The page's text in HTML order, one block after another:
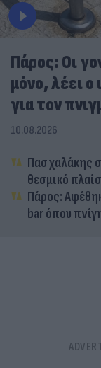
Πάρος: Οι
μόνο, λέει
για τον
10.08.2026
Πασχαλάκης
θεσμικό
Πάρος:
bar όπου